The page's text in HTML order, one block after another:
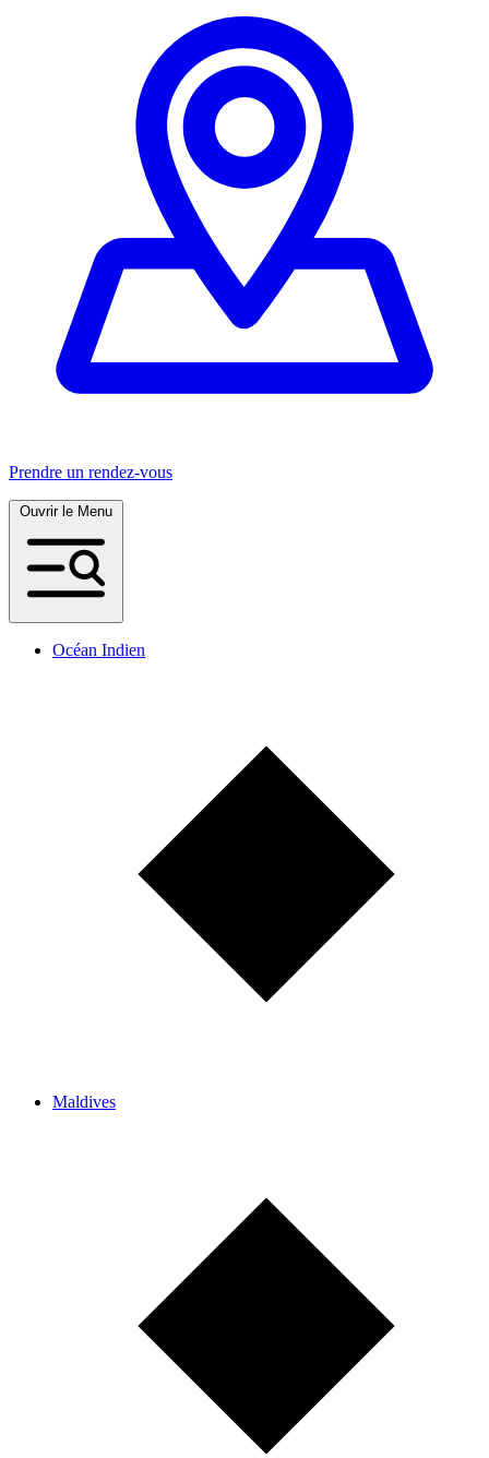
Prendre un rendez-vous
Océan Indien
Maldives